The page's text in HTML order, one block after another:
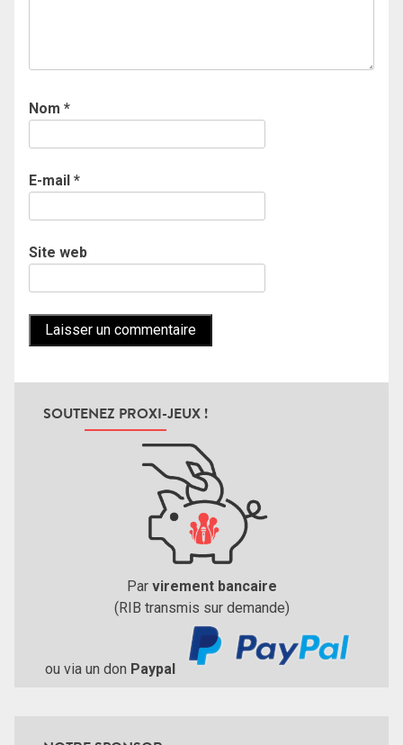
Nom *
E-mail *
Site web
SOUTENEZ PROXI-JEUX !
Par virement bancaire
(RIB transmis sur demande)
ou via un don Paypal